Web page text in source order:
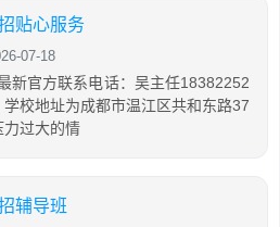
贴心服务
07-18
新官方联系电话：吴主任18382252
校地址为成都市温江区共和东路37
过大的情
辅导班